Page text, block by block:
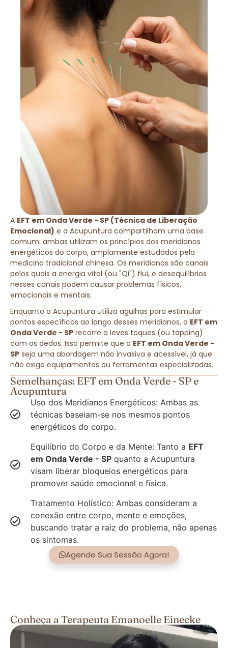
A EFT em Onda Verde - SP (Técnica de Liberação
Emocional) e a Acupuntura compartilham uma base
comum: ambas utilizam os princípios dos meridianos
energéticos do corpo, amplamente estudados pela
medicina tradicional chinesa. Os meridianos são canais
pelos quais a energia vital (ou "Qi") flui, e desequilíbrios
nesses canais podem causar problemas físicos,
emocionais e mentais.
Enquanto a Acupuntura utiliza agulhas para estimular
pontos específicos ao longo desses meridianos, a EFT em
Onda Verde - SP recorre a leves toques (ou tapping)
com os dedos. Isso permite que a EFT em Onda Verde -
SP seja uma abordagem não invasiva e acessível, já que
não exige equipamentos ou ferramentas especializadas.
Semelhanças: EFT em Onda Verde - SP e
Acupuntura
Uso dos Meridianos Energéticos: Ambas as
técnicas baseiam-se nos mesmos pontos
energéticos do corpo.
Equilíbrio do Corpo e da Mente: Tanto a EFT
em Onda Verde - SP quanto a Acupuntura
visam liberar bloqueios energéticos para
promover saúde emocional e física.
Tratamento Holístico: Ambas consideram a
conexão entre corpo, mente e emoções,
buscando tratar a raiz do problema, não apenas
os sintomas.
Agende Sua Sessão Agora!
Conheça a Terapeuta Emanoelle Einecke